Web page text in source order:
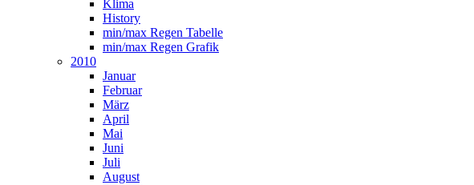
Klima
History
min/max Regen Tabelle
min/max Regen Grafik
2010
Januar
Februar
März
April
Mai
Juni
Juli
August